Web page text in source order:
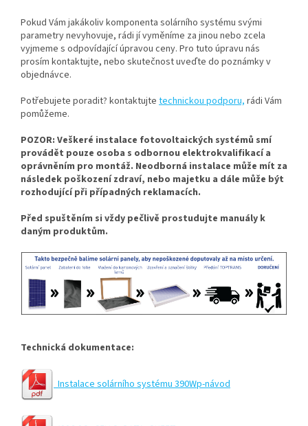
Pokud Vám jakákoliv komponenta solárního systému svými
parametry nevyhovuje, rádi jí vyměníme za jinou nebo zcela
vyjmeme s odpovídající úpravou ceny. Pro tuto úpravu nás
prosím kontaktujte, nebo skutečnost uveďte do poznámky v
objednávce.
Potřebujete poradit? kontaktujte technickou podporu, rádi Vám
pomůžeme.
POZOR: Veškeré instalace fotovoltaických systémů smí
provádět pouze osoba s odbornou elektrokvalifikací a
oprávněním pro montáž. Neodborná instalace může mít za
následek poškození zdraví, nebo majetku a dále může být
rozhodující při případných reklamacích.
Před spuštěním si vždy pečlivě prostudujte manuály k
daným produktům.
Technická dokumentace:
Instalace solárního systému 390Wp-návod